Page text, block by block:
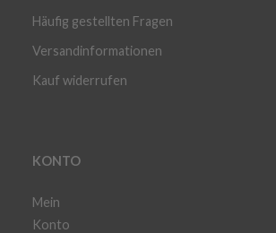
Häufig gestellten Fragen
Versandinformationen
Kauf widerrufen
KONTO
Mein
Konto